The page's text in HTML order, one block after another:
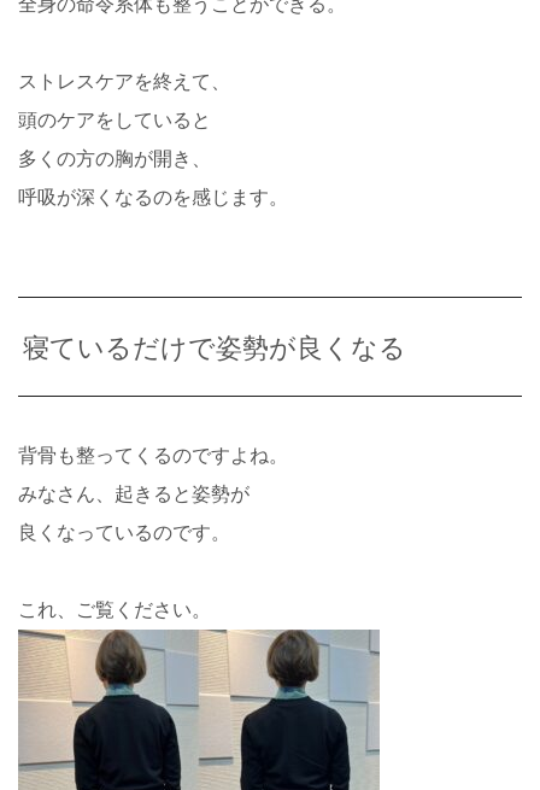
全身の命令系体も整うことができる。
ストレスケアを終えて、
頭のケアをしていると
多くの方の胸が開き、
呼吸が深くなるのを感じます。
寝ているだけで姿勢が良くなる
背骨も整ってくるのですよね。
みなさん、起きると姿勢が
良くなっているのです。
これ、ご覧ください。